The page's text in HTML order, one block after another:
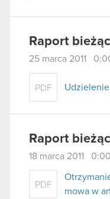
Raport
25 marca 2011
PDF
Raport
18 marca 2011 0:00
PDF
mowa w